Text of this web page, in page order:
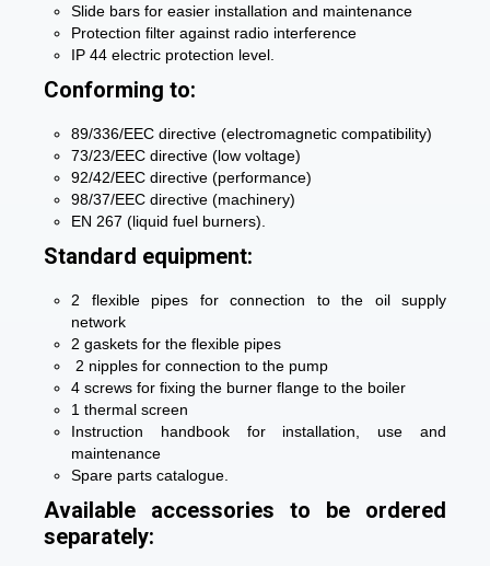
Slide bars for easier installation and maintenance
Protection filter against radio interference
IP 44 electric protection level.
Conforming to:
89/336/EEC directive (electromagnetic compatibility)
73/23/EEC directive (low voltage)
92/42/EEC directive (performance)
98/37/EEC directive (machinery)
EN 267 (liquid fuel burners).
Standard equipment:
2 flexible pipes for connection to the oil supply
network
2 gaskets for the flexible pipes
2 nipples for connection to the pump
4 screws for fixing the burner flange to the boiler
1 thermal screen
Instruction handbook for installation, use and
maintenance
Spare parts catalogue.
Available accessories to be ordered
separately: